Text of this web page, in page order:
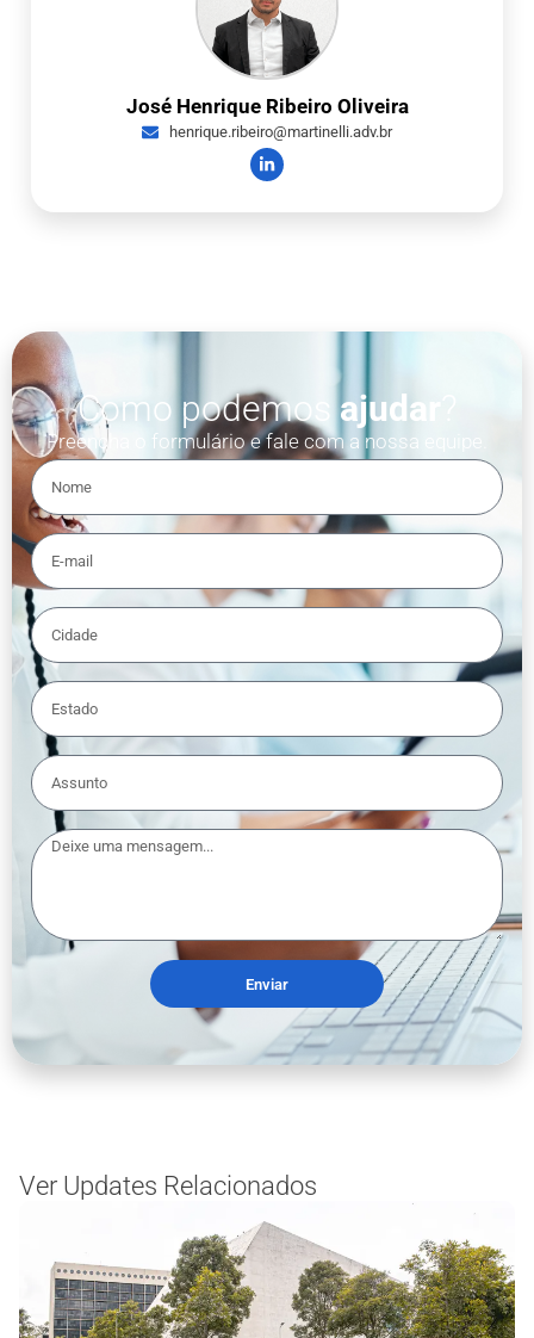
José Henrique Ribeiro Oliveira
henrique.ribeiro@martinelli.adv.br
Como podemos ajudar
Preencha o formulário e fale com a nossa equipe.
Enviar
Ver Updates Relacionados